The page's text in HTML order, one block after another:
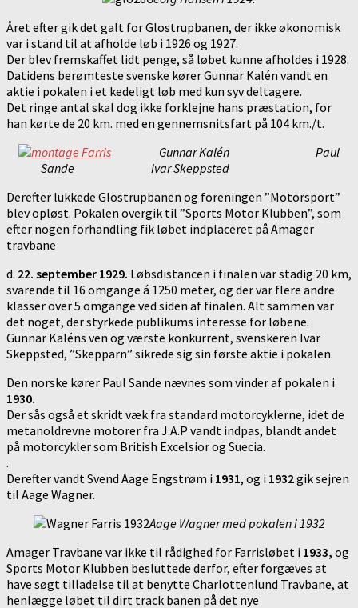
Året efter gik det galt for Glostrupbanen, der ikke økonomisk
var i stand til at afholde løb i 1926 og 1927.
Der blev fremskaffet lidt penge, så løbet kunne afholdes i 1928.
Datidens berømteste svenske kører Gunnar Kalén vandt en
aktie i pokalen i et kedeligt løb med kun syv deltagere.
Det ringe antal skal dog ikke forklejne hans præstation, for
han kørte de 20 km. med en gennemsnitsfart på 104 km./t.
Gunnar Kalén Paul
Sande Ivar Skeppsted
Derefter lukkede Glostrupbanen og foreningen ”Motorsport”
blev opløst. Pokalen overgik til ”Sports Motor Klubben”, som
efter nogen forhandling fik løbet indplaceret på Amager
travbane
d. 22. september 1929. Løbsdistancen i finalen var stadig 20 km,
svarende til 16 omgange á 1250 meter, og der var flere andre
klasser over 5 omgange ved siden af finalen. Alt sammen var
det noget, der styrkede publikums interesse for løbene.
Gunnar Kaléns ven og værste konkurrent, svenskeren Ivar
Skeppsted, ”Skepparn” sikrede sig sin første aktie i pokalen.
Den norske kører Paul Sande nævnes som vinder af pokalen i
1930.
Der sås også et skridt væk fra standard motorcyklerne, idet de
metanoldrevne motorer fra J.A.P vandt indpas, blandt andet
på motorcykler som British Excelsior og Suecia.
.
Derefter vandt Svend Aage Engstrøm i 1931, og i 1932gik sejren
til Aage Wagner.
Aage Wagner med pokalen i 1932
Amager Travbane var ikke til rådighed for Farrisløbet i 1933, og
Sports Motor Klubben besluttede derfor, efter forgæves at
have søgt tilladelse til at benytte Charlottenlund Travbane, at
henlægge løbet til dirt track banen på det nye